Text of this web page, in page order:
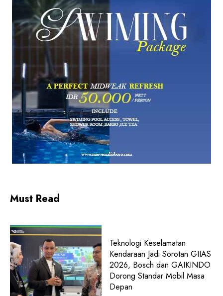
Must Read
Teknologi Keselamatan
Kendaraan Jadi Sorotan GIIAS
2026, Bosch dan GAIKINDO
Dorong Standar Mobil Masa
Depan